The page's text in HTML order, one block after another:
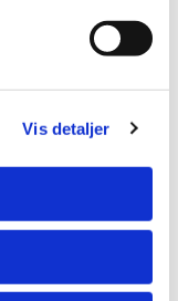
Vis detaljer